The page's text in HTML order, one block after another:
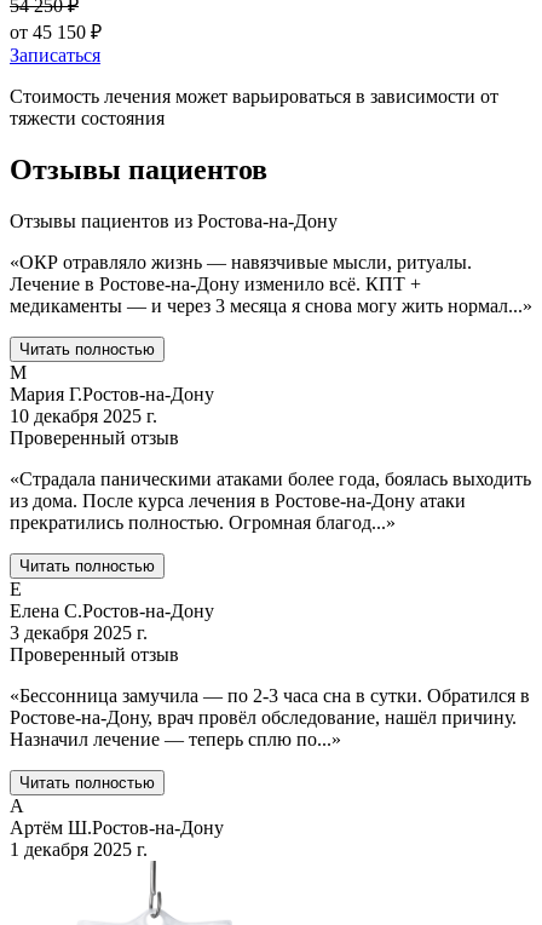
54 250₽
от 45 150 ₽
Записаться
Стоимость лечения может варьироваться в зависимости от
тяжести состояния
Отзывы пациентов
Отзывы пациентов из Ростова-на-Дону
«ОКР отравляло жизнь — навязчивые мысли, ритуалы.
Лечение в Ростове-на-Дону изменило всё. КПТ +
медикаменты — и через 3 месяца я снова могу жить нормал...»
Читать полностью
М
Мария Г.Ростов-на-Дону
10 декабря 2025 г.
Проверенный отзыв
«Страдала паническими атаками более года, боялась выходить
из дома. После курса лечения в Ростове-на-Дону атаки
прекратились полностью. Огромная благод...»
Читать полностью
Е
Елена С.Ростов-на-Дону
3 декабря 2025 г.
Проверенный отзыв
«Бессонница замучила — по 2-3 часа сна в сутки. Обратился в
Ростове-на-Дону, врач провёл обследование, нашёл причину.
Назначил лечение — теперь сплю по...»
Читать полностью
А
Артём Ш.Ростов-на-Дону
1 декабря 2025 г.